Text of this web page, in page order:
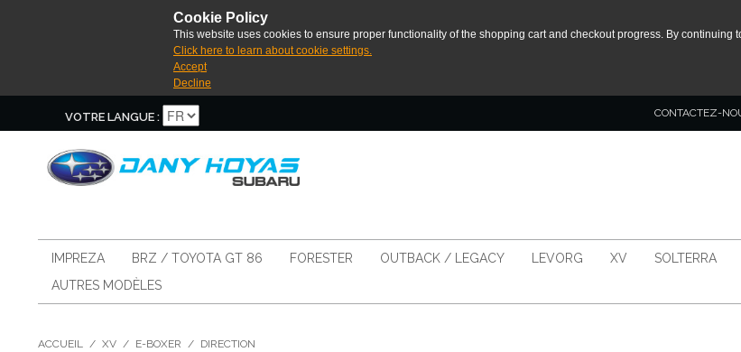
Cookie Policy
This website uses cookies to ensure proper functionality of the shopping cart and checkout progress. By continuing
Click here to learn about cookie settings.
Accept
Decline
VOTRE LANGUE : CONTACTEZ-
IMPREZA BRZ / TOYOTA GT 86 FORESTER OUTBACK / LEGACY LEVORG XV SOLTERRA
AUTRES MODÈLES
ACCUEIL / XV / E-BOXER / DIRECTION